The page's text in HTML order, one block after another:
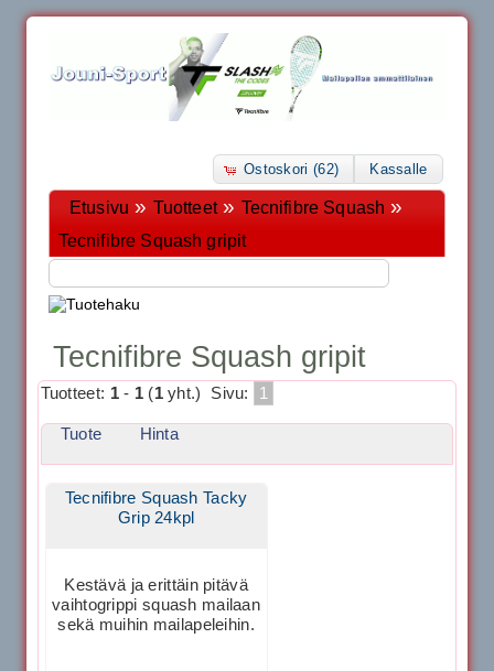
Ostoskori (62) Kassalle
Etusivu » Tuotteet» Tecnifibre Squash »
Tecnifibre Squash gripit
Tecnifibre Squash gripit
Tuotteet: 1- 1 (1yht.) Sivu: 1
Tuote Hinta
Tecnifibre Squash Tacky
Grip 24kpl
Kestävä ja erittäin pitävä
vaihtogrippi squash mailaan
sekä muihin mailapeleihin.